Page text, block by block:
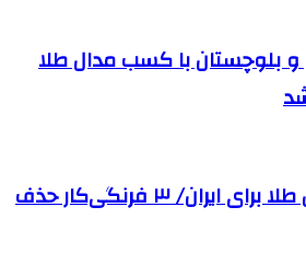
و بلوچستان با کسب مدال طلا
شانس یک مدال طلا برای ایران/ ۳ فرنگی‌کار حذف